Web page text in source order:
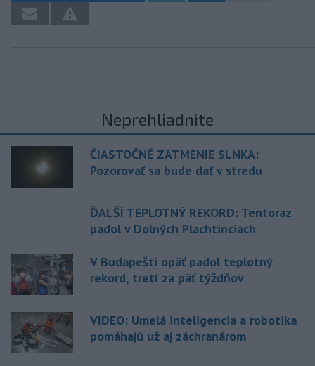
Neprehliadnite
ČIASTOČNÉ ZATMENIE SLNKA:
Pozorovať sa bude dať v stredu
ĎALŠÍ TEPLOTNÝ REKORD: Tentoraz
padol v Dolných Plachtinciach
V Budapešti opäť padol teplotný
rekord, tretí za päť týždňov
VIDEO: Umelá inteligencia a robotika
pomáhajú už aj záchranárom